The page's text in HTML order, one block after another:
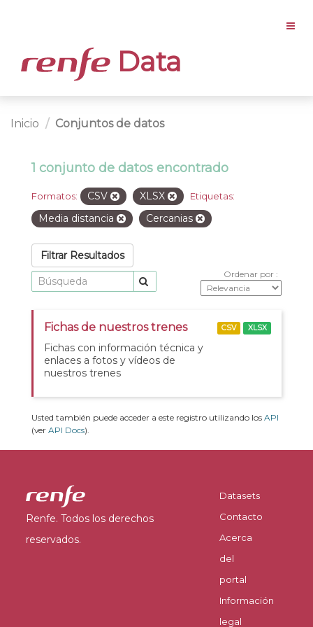
Data
Inicio Conjuntos de datos
1 conjunto de datos encontrado
Formatos: CSV XLSX Etiquetas:
Media distancia Cercanias
Filtrar Resultados
Ordenar por
Fichas de nuestros trenes
Fichas con información técnica y
enlaces a fotos y vídeos de
nuestros trenes
CSV XLSX
Usted también puede acceder a este registro utilizando los API
(ver API Docs).
Renfe. Todos los derechos
reservados.
Datasets
Contacto
Acerca
del
portal
Información
legal